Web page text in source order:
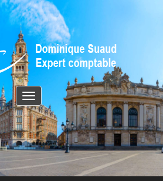
Toggle
navigation